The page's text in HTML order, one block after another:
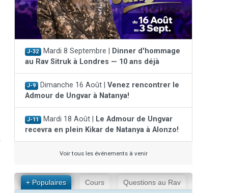
J-32 Mardi 8 Septembre |
Dinner d'hommage
au Rav Sitruk à Londres — 10 ans déjà
J-9 Dimanche 16 Août | Venez rencontrer le
Admour de Ungvar à Natanya!
J-11 Mardi 18 Août |
Le Admour de Ungvar
recevra en plein Kikar de Natanya à Alonzo!
Voir tous les événements à venir
+ Populaires Cours Questions au Rav